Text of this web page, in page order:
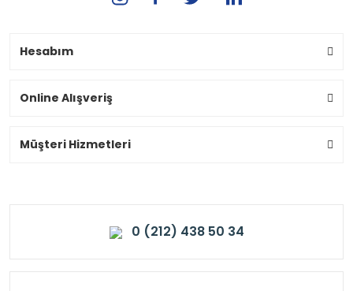
Hesabım
Online Alışveriş
Müşteri Hizmetleri
0 (212) 438 50 34